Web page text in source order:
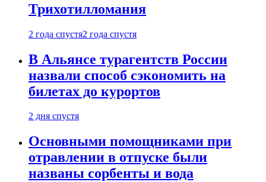
Трихотилломания
2 года спустя2 года спустя
В Альянсе турагентств России
назвали способ сэкономить на
билетах до курортов
2 дня спустя
Основными помощниками при
отравлении в отпуске были
названы сорбенты и вода